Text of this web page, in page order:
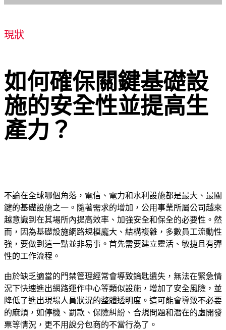
現狀
如何確保關鍵基礎設
施的安全性並提高生
產力？
不論在全球哪個角落，電信、電力和水利設施都是最大、最關
鍵的基礎設施之一。隨著需求的增加，公用事業所屬公司越來
越意識到在其場所內提高效率、加強安全和保全的必要性。然
而，因為基礎設施網路規模龐大、結構複雜，多數員工流動性
強，要做到這一點並非易事。首先需要建立靈活、敏捷且有彈
性的工作流程。
由於缺乏適當的門禁管理經常會導致鑰匙遺失，無法在緊急情
況下快速進出網路運作中心等類似設施，增加了安全風險，並
降低了進出現場人員狀況的整體透明度。這可能會導致不必要
的麻煩，如停機、罰款、保險糾紛、合規問題和潛在的虛開發
票等情況，更不用說分包商的不當行為了。